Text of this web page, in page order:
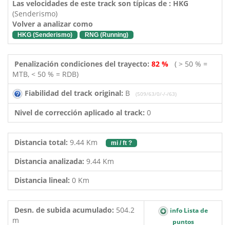
Las velocidades de este track son típicas de : HKG
(Senderismo)
Volver a analizar como
HKG (Senderismo) RNG (Running)
Penalización condiciones del trayecto: 82 % ( > 50 % =
MTB, < 50 % = RDB)
Fiabilidad del track original: B (509/63/0/-/-/63)
Nivel de corrección aplicado al track: 0
Distancia total: 9.44 Km mi / ft ?
Distancia analizada: 9.44 Km
Distancia lineal: 0 Km
Desn. de subida acumulado: 504.2
m
info Lista de
puntos